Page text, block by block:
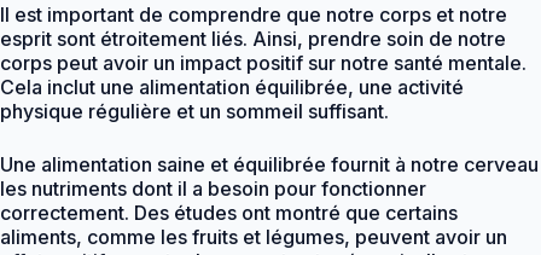
Il est important de comprendre que notre corps et notre
esprit sont étroitement liés. Ainsi, prendre soin de notre
corps peut avoir un impact positif sur notre santé mentale.
Cela inclut une alimentation équilibrée, une activité
physique régulière et un sommeil suffisant.
Une alimentation saine et équilibrée fournit à notre cerveau
les nutriments dont il a besoin pour fonctionner
correctement. Des études ont montré que certains
aliments, comme les fruits et légumes, peuvent avoir un